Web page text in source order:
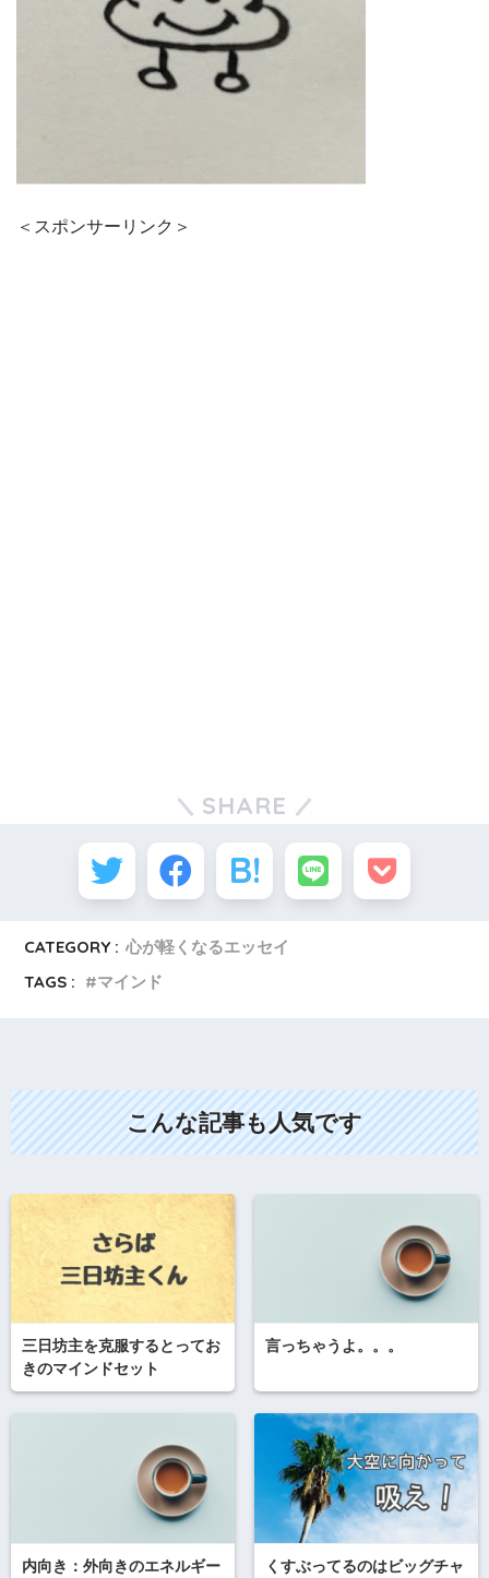
＜スポンサーリンク＞
SHARE
CATEGORY : 心が軽くなるエッセイ
TAGS :
マインド
こんな記事も人気です
三日坊主を克服するとってお
きのマインドセット
言っちゃうよ。。。
内向き：外向きのエネルギー
くすぶってるのはビッグチャ